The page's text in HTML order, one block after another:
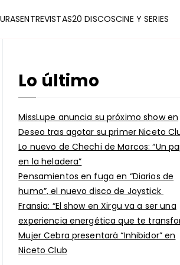
ENTREVISTAS20 DISCOSCINE Y SERIES
Lo último
MissLupe anuncia su próximo show en
Deseo tras agotar su primer Niceto
Lo nuevo de Chechi de Marcos: “Un
en la heladera”
Pensamientos en fuga en “Diarios de
humo”, el nuevo disco de Joystick
Fransia: “El show en Xirgu va a ser una
experiencia energética que te
Mujer Cebra presentará “Inhibidor” en
Niceto Club